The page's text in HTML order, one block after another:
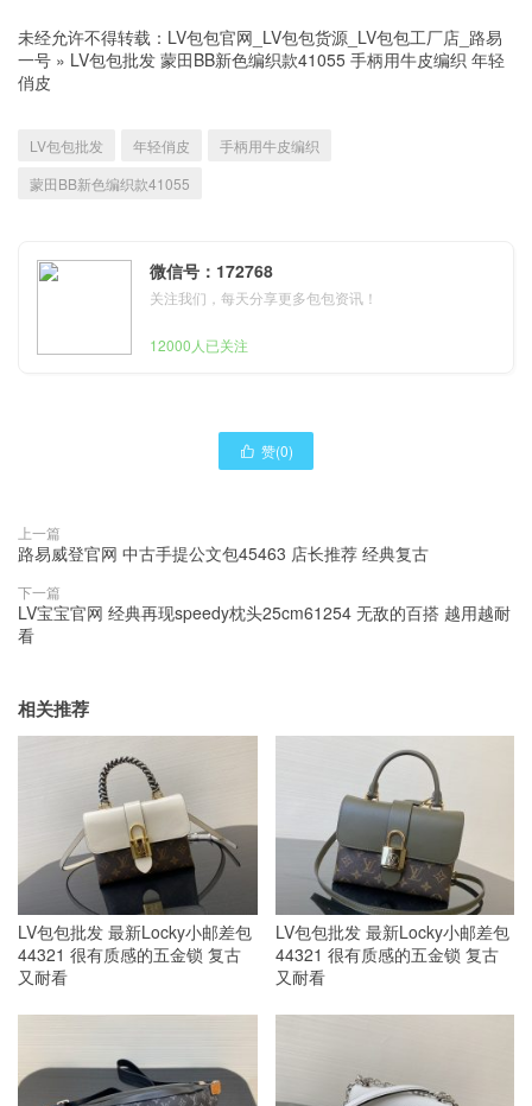
未经允许不得转载： LV包包官网_LV包包货源_LV包包工厂店_路易
一号 » LV包包批发 蒙田BB新色编织款41055 手柄用牛皮编织 年轻
俏皮
LV包包批发 年轻俏皮
手柄用牛皮编织
蒙田BB新色编织款41055
微信号：172768
关注我们，每天分享更多包包资讯！
12000人已关注
 赞(0)
上一篇
路易威登官网 中古手提公文包45463 店长推荐 经典复古
下一篇
LV宝宝官网 经典再现speedy枕头25cm61254 无敌的百搭 越用越耐
看
相关推荐
LV包包批发 最新Locky小邮差包
44321 很有质感的五金锁 复古
又耐看
LV包包批发 最新Locky小邮差包
44321 很有质感的五金锁 复古
又耐看